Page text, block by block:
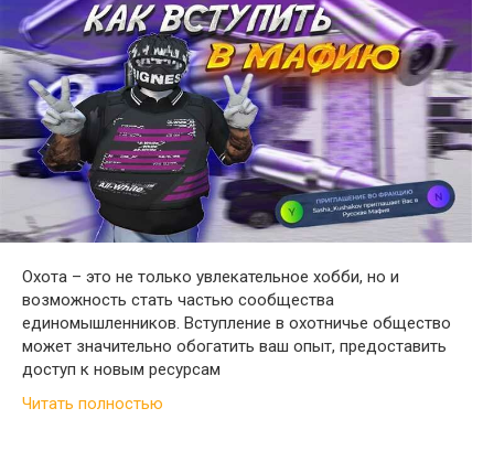
Охота – это не только увлекательное хобби, но и
возможность стать частью сообщества
единомышленников. Вступление в охотничье общество
может значительно обогатить ваш опыт, предоставить
доступ к новым ресурсам
Читать полностью